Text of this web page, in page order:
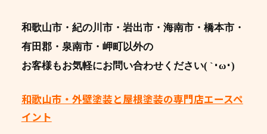
和歌山市・紀の川市・岩出市・海南市・橋本市・
有田郡・泉南市・岬町以外の
お客様もお気軽にお問い合わせください( `･ω･)
和歌山市・外壁塗装と屋根塗装の専門店エースペ
イント